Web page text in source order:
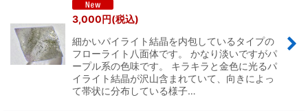
3,000円(税込)
細かいパイライト結晶を内包しているタイプの
フローライト八面体です。 かなり淡いですがパ
ープル系の色味です。 キラキラと金色に光るパ
イライト結晶が沢山含まれていて、向きによっ
て帯状に分布している様子…